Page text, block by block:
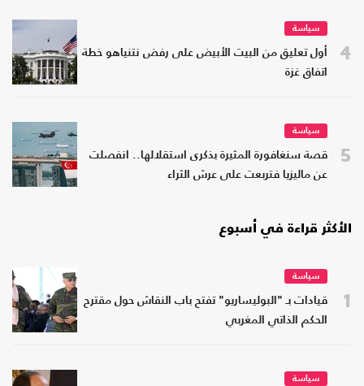
4
سياسة
أول تعليق من البيت الأبيض على رفض نتنياهو خطة
اتفاق غزة
5
سياسة
قصة سنغافورة المثيرة بذكرى استقلالها.. انفصلت
عن ماليزيا فتربعت على عرش الثراء
الأكثر قراءة في أسبوع
1
سياسة
قيادات بـ "البوليساريو" تفتح باب النقاش حول مقترح
الحكم الذاتي المغربي
سياسة